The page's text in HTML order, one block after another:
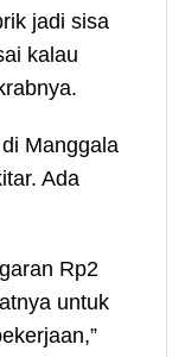
jadi sisa
kalau
Manggala
Ada
Rp2
untuk